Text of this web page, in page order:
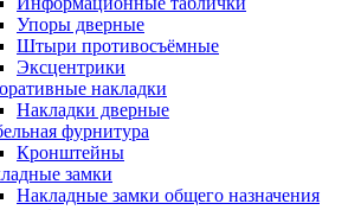
Упоры дверные
Штыри противосъёмные
Эксцентрики
накладки
Накладки дверные
фурнитура
Кронштейны
замки
Накладные замки общего назначения